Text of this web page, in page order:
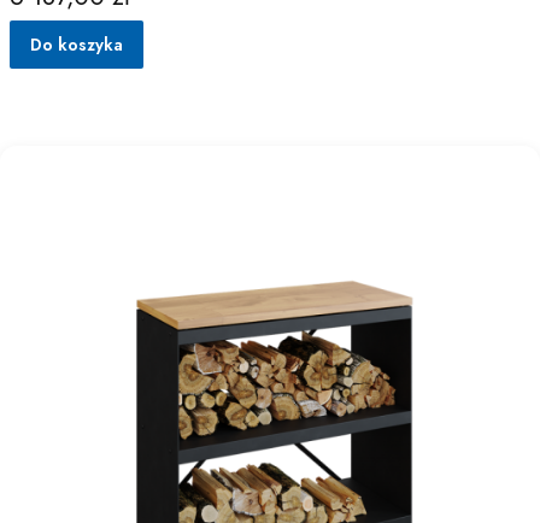
Do koszyka